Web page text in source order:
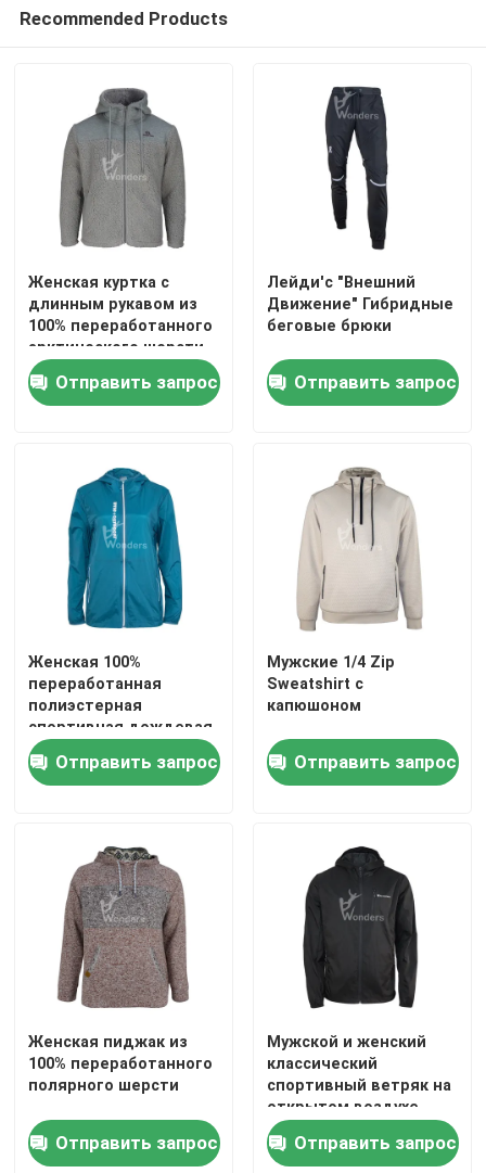
Дом
Продукты
О нас
Путешествие фабрики
Свяжитесь мы
Спросите цитату
Спорт идут дождь куртки
Спорт вниз с курток
Recommended Products
Женская куртка с
длинным рукавом из
100% переработанного
арктического шерсти
для занятий на
свежем воздухе
Отправить запрос
Лейди'с "Внешний
Движение" Гибридные
беговые брюки
Отправить запрос
Женская 100%
переработанная
полиэстерная
спортивная дождевая
куртка
Отправить запрос
Мужские 1/4 Zip
Sweatshirt с
капюшоном
Отправить запрос
Женская пиджак из
100% переработанного
полярного шерсти
Отправить запрос
Мужской и женский
классический
спортивный ветряк на
открытом воздухе
Отправить запрос